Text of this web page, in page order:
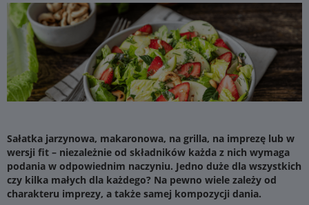
Sałatka jarzynowa, makaronowa, na grilla, na imprezę lub w
wersji fit – niezależnie od składników każda z nich wymaga
podania w odpowiednim naczyniu. Jedno duże dla wszystkich
czy kilka małych dla każdego? Na pewno wiele zależy od
charakteru imprezy, a także samej kompozycji dania.